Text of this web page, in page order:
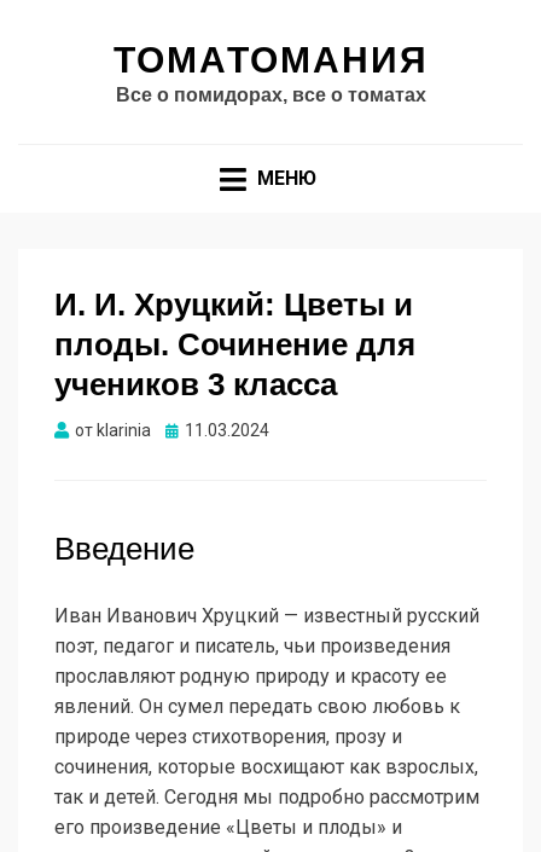
ТОМАТОМАНИЯ
Все о помидорах, все о томатах
МЕНЮ
И. И. Хруцкий: Цветы и
плоды. Сочинение для
учеников 3 класса
от klarinia Опубликовано
11.03.2024
Введение
Иван Иванович Хруцкий — известный русский
поэт, педагог и писатель, чьи произведения
прославляют родную природу и красоту ее
явлений. Он сумел передать свою любовь к
природе через стихотворения, прозу и
сочинения, которые восхищают как взрослых,
так и детей. Сегодня мы подробно рассмотрим
его произведение «Цветы и плоды» и